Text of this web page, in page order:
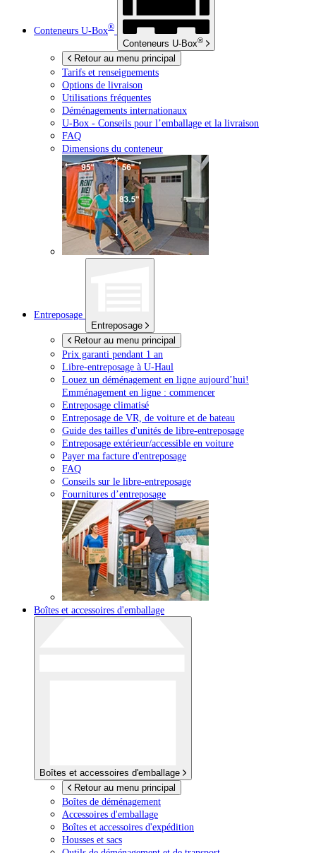
Conteneurs U-Box®
Conteneurs U-Box®
Retour au menu principal
Tarifs et renseignements
Options de livraison
Utilisations fréquentes
Déménagements internationaux
U-Box - Conseils pour l’emballage et la livraison
FAQ
Dimensions du conteneur
Entreposage
Entreposage
Retour au menu principal
Prix garanti pendant 1 an
Libre-entreposage à U-Haul
Louez un déménagement en ligne aujourd’hui!
Emménagement en ligne : commencer
Entreposage climatisé
Entreposage de VR, de voiture et de bateau
Guide des tailles d'unités de libre-entreposage
Entreposage extérieur/accessible en voiture
Payer ma facture d'entreposage
FAQ
Conseils sur le libre-entreposage
Fournitures d’entreposage
Boîtes et accessoires d'emballage
Boîtes et accessoires d'emballage
Retour au menu principal
Boîtes de déménagement
Accessoires d'emballage
Boîtes et accessoires d'expédition
Housses et sacs